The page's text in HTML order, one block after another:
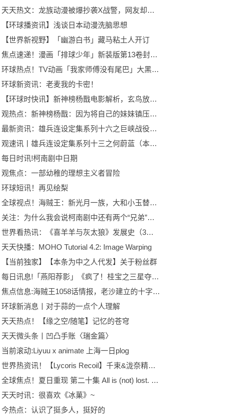
天天热文：龙族动漫被爆抄袭X战警，网友却说是借鉴致敬，真把漫迷当傻子了
【环球播资讯】浅谈日本动漫洗脑思想
【世界新视野】「幽游白书」藏马粘土人开订
焦点速递！漫画「排球少年」新装版第13卷封面图公开
环球热点！TV动画「我家师傅没有尾巴」大黑亭文狐角色PV公布
环球新资讯：老麦我的卡密！
【环球时快讯】新神榜杨戬电影解析，玄鸟放出是好是坏？神女是正是邪都有答案
观热点：新神榜杨戬：因为将自己的妹妹镇压到山下，杨戬陷入了精神内耗
最新资讯：雄兵连设定集系列十六之巨峡战役（本文仅为搬运）
观速讯丨雄兵连设定集系列十三之何蔚蓝（本文仅为搬运）
每日时讯!柯南剧中日期
观焦点：一部幼稚的理想主义者冒险
环球短讯！再见绘梨
全球视点！海贼王：新光月一族，大和小玉替代以藏阿修罗，原因太现实
关注：为什么我会说柯南剧中还有两个“兄弟”，理由有以下两点
世界看热讯：《喜羊羊与灰太狼》发展史（3）喜羊羊的崛起
天天快播：MOHO Tutorial 4.2: Image Warping
【当前独家】【本条为中之人代发】关于粉丝群
每日讯息!「燕阳荐影」《疯了！桂宝之三星夺宝》天才少年发明创造神奇动画
焦点信息:海贼王1058话情报，老沙建立的十字工会，为何让鹰眼当了老大？
环球新消息丨对于蒜的一点个人理解
天天热点！【缘之空/随笔】记忆的苍穹
天天微头条丨凹凸手账〈瑞金篇〉
当前滚动:Liyuu x animate 上海一日plog
世界热资讯！【Lycoris Recoil】千束&泷奈精美壁纸合集⑪
全球焦点！夏日重现 第二十集 All is (not) lost. 预告
天天时讯：很喜欢《冰菓》~
今热点：认识了挺多人，挺好的